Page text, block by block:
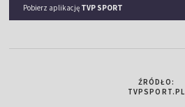
Pobierz aplikację TVP SPORT
ŹRÓDŁO:
TVPSPORT.PL